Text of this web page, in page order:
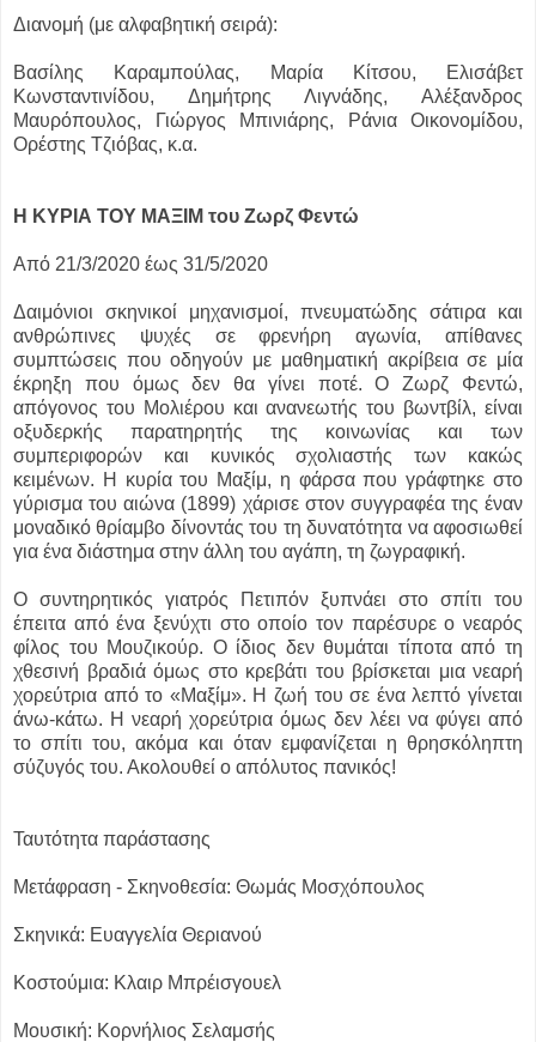
Διανομή (με αλφαβητική σειρά):
Βασίλης Καραμπούλας, Μαρία Κίτσου, Ελισάβετ
Κωνσταντινίδου, Δημήτρης Λιγνάδης, Αλέξανδρος
Μαυρόπουλος, Γιώργος Μπινιάρης, Ράνια Οικονομίδου,
Ορέστης Τζιόβας, κ.α.
Η ΚΥΡΙΑ ΤΟΥ ΜΑΞΙΜ του Ζωρζ Φεντώ
Από 21/3/2020 έως 31/5/2020
Δαιμόνιοι σκηνικοί μηχανισμοί, πνευματώδης σάτιρα και
ανθρώπινες ψυχές σε φρενήρη αγωνία, απίθανες
συμπτώσεις που οδηγούν με μαθηματική ακρίβεια σε μία
έκρηξη που όμως δεν θα γίνει ποτέ. Ο Ζωρζ Φεντώ,
απόγονος του Μολιέρου και ανανεωτής του βωντβίλ, είναι
οξυδερκής παρατηρητής της κοινωνίας και των
συμπεριφορών και κυνικός σχολιαστής των κακώς
κειμένων. Η κυρία του Μαξίμ, η φάρσα που γράφτηκε στο
γύρισμα του αιώνα (1899) χάρισε στον συγγραφέα της έναν
μοναδικό θρίαμβο δίνοντάς του τη δυνατότητα να αφοσιωθεί
για ένα διάστημα στην άλλη του αγάπη, τη ζωγραφική.
Ο συντηρητικός γιατρός Πετιπόν ξυπνάει στο σπίτι του
έπειτα από ένα ξενύχτι στο οποίο τον παρέσυρε ο νεαρός
φίλος του Μουζικούρ. Ο ίδιος δεν θυμάται τίποτα από τη
χθεσινή βραδιά όμως στο κρεβάτι του βρίσκεται μια νεαρή
χορεύτρια από το «Μαξίμ». Η ζωή του σε ένα λεπτό γίνεται
άνω-κάτω. Η νεαρή χορεύτρια όμως δεν λέει να φύγει από
το σπίτι του, ακόμα και όταν εμφανίζεται η θρησκόληπτη
σύζυγός του. Ακολουθεί ο απόλυτος πανικός!
Ταυτότητα παράστασης
Μετάφραση - Σκηνοθεσία: Θωμάς Μοσχόπουλος
Σκηνικά: Ευαγγελία Θεριανού
Κοστούμια: Κλαιρ Μπρέισγουελ
Μουσική: Κορνήλιος Σελαμσής